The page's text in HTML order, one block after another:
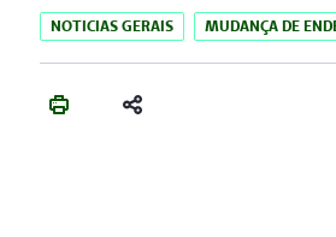
NOTICIAS GERAIS MUDANÇA DE